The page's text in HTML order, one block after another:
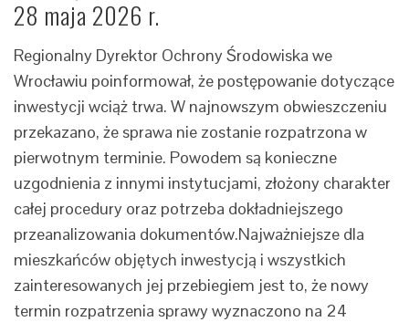
28 maja 2026 r.
Regionalny Dyrektor Ochrony Środowiska we
Wrocławiu poinformował, że postępowanie dotyczące
inwestycji wciąż trwa. W najnowszym obwieszczeniu
przekazano, że sprawa nie zostanie rozpatrzona w
pierwotnym terminie. Powodem są konieczne
uzgodnienia z innymi instytucjami, złożony charakter
całej procedury oraz potrzeba dokładniejszego
przeanalizowania dokumentów.Najważniejsze dla
mieszkańców objętych inwestycją i wszystkich
zainteresowanych jej przebiegiem jest to, że nowy
termin rozpatrzenia sprawy wyznaczono na 24